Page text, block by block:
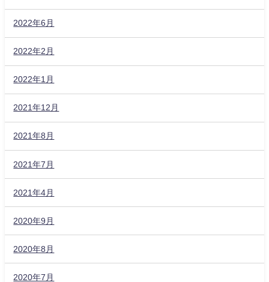
2022年6月
2022年2月
2022年1月
2021年12月
2021年8月
2021年7月
2021年4月
2020年9月
2020年8月
2020年7月